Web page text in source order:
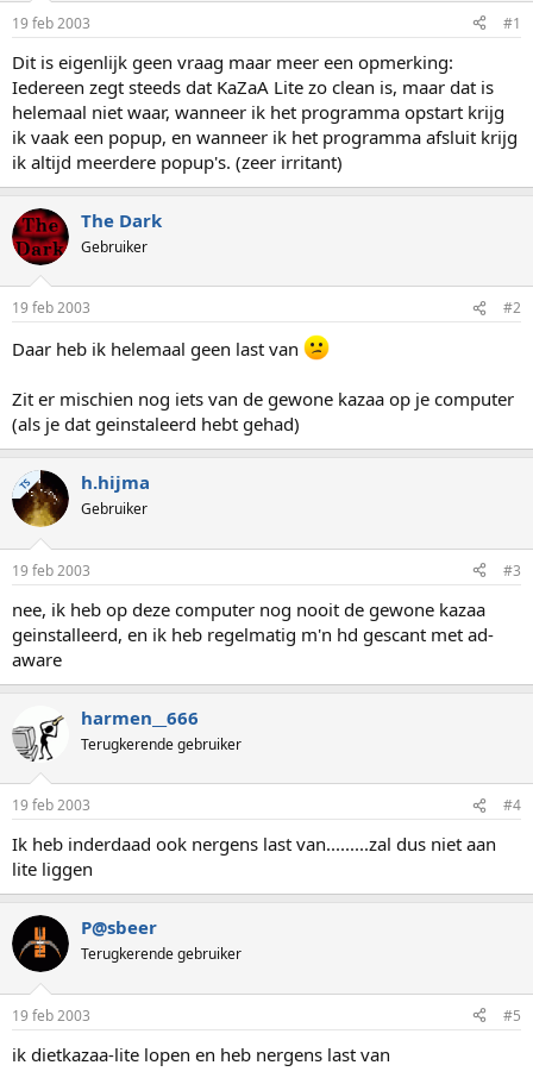
p
s
t
a
r
t
e
r
m
19 feb 2003 #1
Dit is eigenlijk geen vraag maar meer een opmerking:
Iedereen zegt steeds dat KaZaA Lite zo clean is, maar dat is
helemaal niet waar, wanneer ik het programma opstart krijg
ik vaak een popup, en wanneer ik het programma afsluit krijg
ik altijd meerdere popup's. (zeer irritant)
The Dark
Gebruiker
19 feb 2003 #2
Daar heb ik helemaal geen last van
Zit er mischien nog iets van de gewone kazaa op je computer
(als je dat geinstaleerd hebt gehad)
TS h.hijma
Gebruiker
19 feb 2003 #3
nee, ik heb op deze computer nog nooit de gewone kazaa
geinstalleerd, en ik heb regelmatig m'n hd gescant met ad-
aware
harmen__666
Terugkerende gebruiker
19 feb 2003 #4
Ik heb inderdaad ook nergens last van.........zal dus niet aan
lite liggen
P@sbeer
Terugkerende gebruiker
19 feb 2003 #5
ik dietkazaa-lite lopen en heb nergens last van